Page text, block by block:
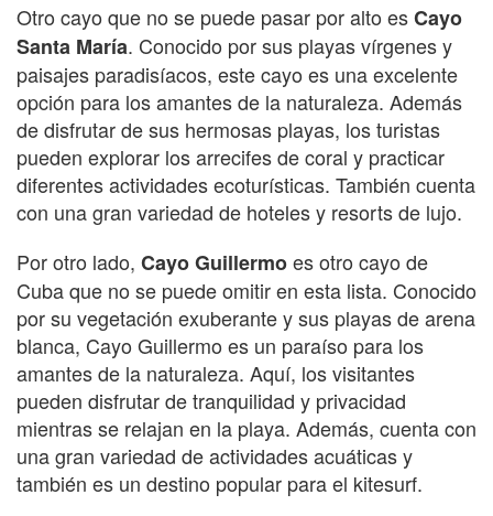
Otro cayo que no se puede pasar por alto esCayo
Santa María. Conocido por sus playas vírgenes y
paisajes paradisíacos, este cayo es una excelente
opción para los amantes de la naturaleza. Además
de disfrutar de sus hermosas playas, los turistas
pueden explorar los arrecifes de coral y practicar
diferentes actividades ecoturísticas. También cuenta
con una gran variedad de hoteles y resorts de lujo.
Por otro lado, Cayo Guillermoes otro cayo de
Cuba que no se puede omitir en esta lista. Conocido
por su vegetación exuberante y sus playas de arena
blanca, Cayo Guillermo es un paraíso para los
amantes de la naturaleza. Aquí, los visitantes
pueden disfrutar de tranquilidad y privacidad
mientras se relajan en la playa. Además, cuenta con
una gran variedad de actividades acuáticas y
también es un destino popular para el kitesurf.